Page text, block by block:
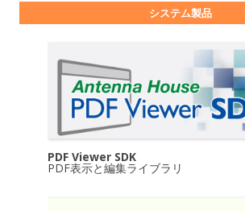
システム製品
PDF Viewer SDK
PDF表示と編集ライブラリ